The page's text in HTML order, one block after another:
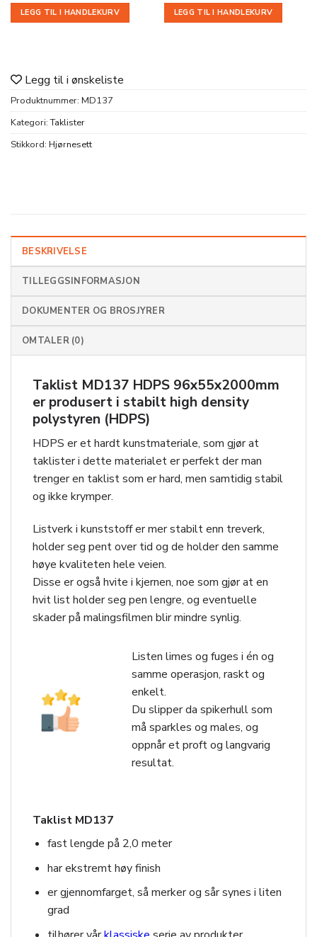
LEGG TIL I HANDLEKURV LEGG TIL I HANDLEKURV
Legg til i ønskeliste
Produktnummer: MD137
Kategori:Taklister
Stikkord: Hjørnesett
BESKRIVELSE
TILLEGGSINFORMASJON
DOKUMENTER OG BROSJYRER
OMTALER (0)
Taklist MD137 HDPS 96x55x2000mm
er produsert i stabilt high density
polystyren (HDPS)
HDPS er et hardt kunstmateriale, som gjør at
taklister i dette materialet er perfekt der man
trenger en taklist som er hard, men samtidig stabil
og ikke krymper.
Listverk i kunststoff er mer stabilt enn treverk,
holder seg pent over tid og de holder den samme
høye kvaliteten hele veien.
Disse er også hvite i kjernen, noe som gjør at en
hvit list holder seg pen lengre, og eventuelle
skader på malingsfilmen blir mindre synlig.
Listen limes og fuges i én og
samme operasjon, raskt og
enkelt.
Du slipper da spikerhull som
må sparkles og males, og
oppnår et proft og langvarig
resultat.
Taklist MD137
fast lengde på 2,0 meter
har ekstremt høy finish
er gjennomfarget, så merker og sår synes i liten
grad